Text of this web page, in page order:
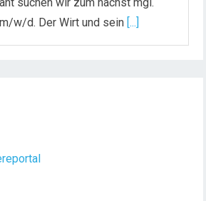
w/d. Der Wirt und sein [...]
Urlaubsfeeling Chef de Rang
aus Leidenschaft und